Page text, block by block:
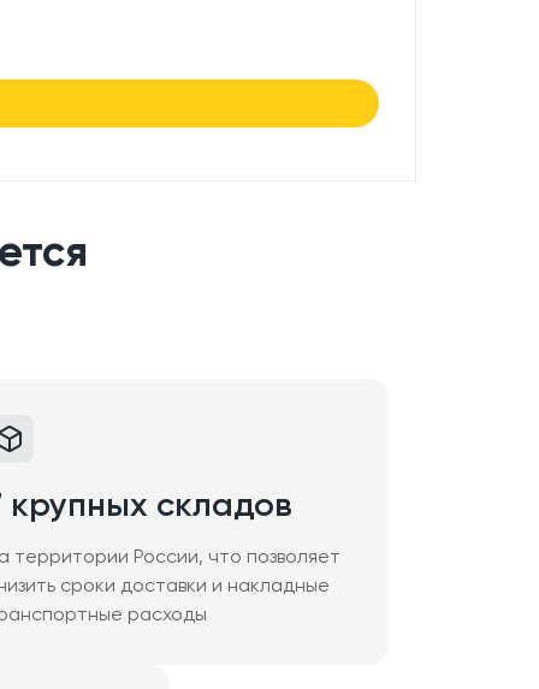
крупных складов
территории России, что позволяет
сроки доставки и накладные
расходы